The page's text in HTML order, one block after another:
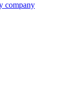
company